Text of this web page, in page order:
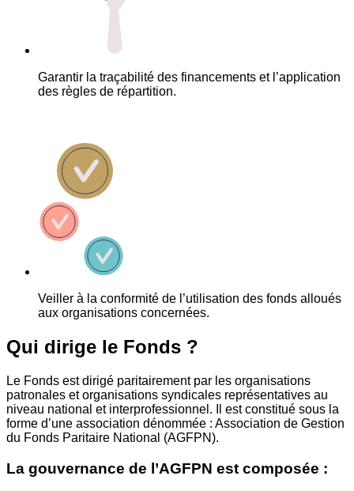
Garantir la traçabilité des financements et l’application
des règles de répartition.
Veiller à la conformité de l’utilisation des fonds alloués
aux organisations concernées.
Qui dirige le Fonds ?
Le Fonds est dirigé paritairement par les organisations
patronales et organisations syndicales représentatives au
niveau national et interprofessionnel. Il est constitué sous la
forme d’une association dénommée : Association de Gestion
du Fonds Paritaire National (AGFPN).
La gouvernance de l’AGFPN est composée :